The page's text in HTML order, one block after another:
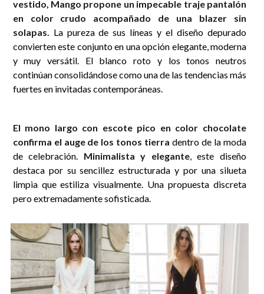
vestido, Mango propone un impecable traje pantalón
en color crudo acompañado de una blazer sin
solapas. La pureza de sus líneas y el diseño depurado
convierten este conjunto en una opción elegante, moderna
y muy versátil. El blanco roto y los tonos neutros
continúan consolidándose como una de las tendencias más
fuertes en invitadas contemporáneas.
El mono largo con escote pico en color chocolate
confirma el auge de los tonos tierra dentro de la moda
de celebración. Minimalista y elegante, este diseño
destaca por su sencillez estructurada y por una silueta
limpia que estiliza visualmente. Una propuesta discreta
pero extremadamente sofisticada.